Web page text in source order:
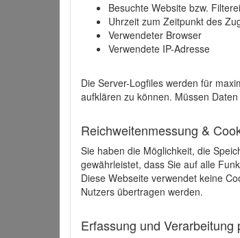
Besuchte Website bzw.
Uhrzeit zum Zeitpunkt des
Verwendeter Browser
Verwendete IP-Adresse
Die Server-Logfiles werden für
aufklären zu können. Müssen
Reichweitenmessung &
Sie haben die Möglichkeit, die
gewährleistet, dass Sie auf alle
Diese Webseite verwendet keine
Nutzers übertragen werden.
Erfassung und